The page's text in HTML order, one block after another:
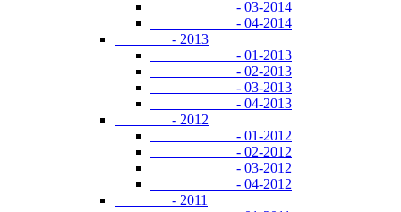
- 03-2014
- 04-2014
- 2013
- 01-2013
- 02-2013
- 03-2013
- 04-2013
- 2012
- 01-2012
- 02-2012
- 03-2012
- 04-2012
- 2011